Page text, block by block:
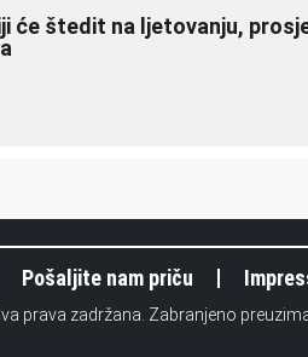
će štedit na ljetovanju,
Pošaljite nam priču
prava zadržana. Zabranjeno